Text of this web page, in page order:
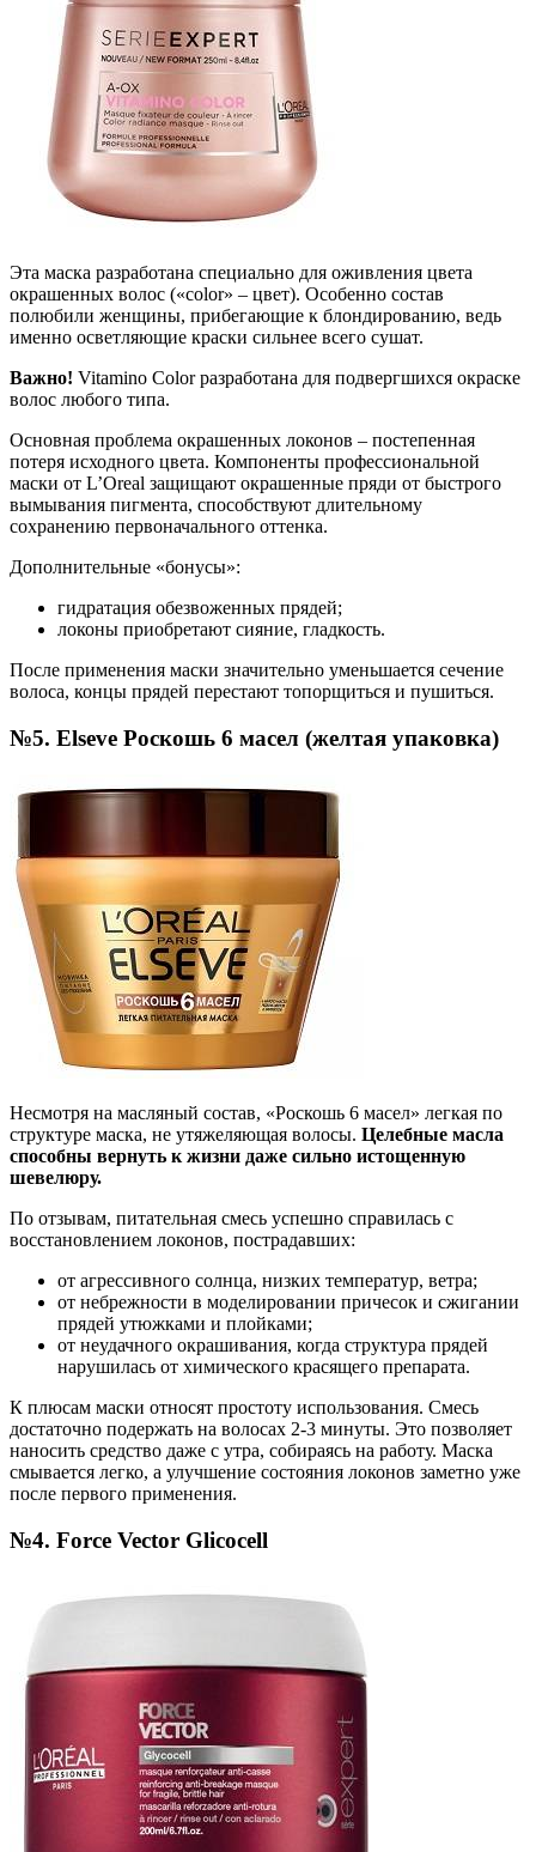
Эта маска разработана специально для оживления цвета
окрашенных волос («color» – цвет). Особенно состав
полюбили женщины, прибегающие к блондированию, ведь
именно осветляющие краски сильнее всего сушат.
Важно! Vitamino Color разработана для подвергшихся окраске
волос любого типа.
Основная проблема окрашенных локонов – постепенная
потеря исходного цвета. Компоненты профессиональной
маски от L’Oreal защищают окрашенные пряди от быстрого
вымывания пигмента, способствуют длительному
сохранению первоначального оттенка.
Дополнительные «бонусы»:
гидратация обезвоженных прядей;
локоны приобретают сияние, гладкость.
После применения маски значительно уменьшается сечение
волоса, концы прядей перестают топорщиться и пушиться.
№5. Elseve Роскошь 6 масел (желтая упаковка)
Несмотря на масляный состав, «Роскошь 6 масел» легкая по
структуре маска, не утяжеляющая волосы. Целебные масла
способны вернуть к жизни даже сильно истощенную
шевелюру.
По отзывам, питательная смесь успешно справилась с
восстановлением локонов, пострадавших:
от агрессивного солнца, низких температур, ветра;
от небрежности в моделировании причесок и сжигании
прядей утюжками и плойками;
от неудачного окрашивания, когда структура прядей
нарушилась от химического красящего препарата.
К плюсам маски относят простоту использования. Смесь
достаточно подержать на волосах 2-3 минуты. Это позволяет
наносить средство даже с утра, собираясь на работу. Маска
смывается легко, а улучшение состояния локонов заметно уже
после первого применения.
№4. Force Vector Glicocell